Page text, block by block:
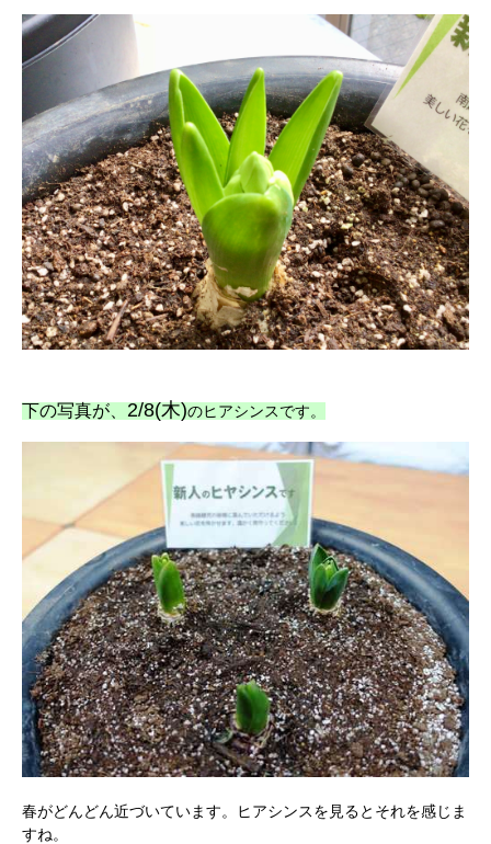
下の写真が、 2/8(木)のヒアシンスです。
春がどんどん近づいています。ヒアシンスを見るとそれを感じま
すね。